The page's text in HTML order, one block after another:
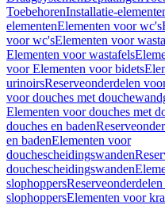
ToebehorenInstallatie-
elementenElementen voor wc's
voor wc'sElementen voor
Elementen voor wastafels
voor Elementen voor bidets
urinoirsReserveonderdelen
voor douches met
Elementen voor douches met
douches en baden
en badenElementen voor
douchescheidingswanden
douchescheidingswanden
slophoppers
slophoppersElementen voor